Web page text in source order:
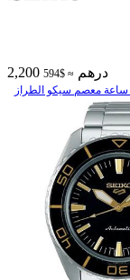
2,200 درهم ≈ $594